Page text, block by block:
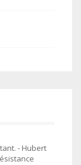
- Hubert